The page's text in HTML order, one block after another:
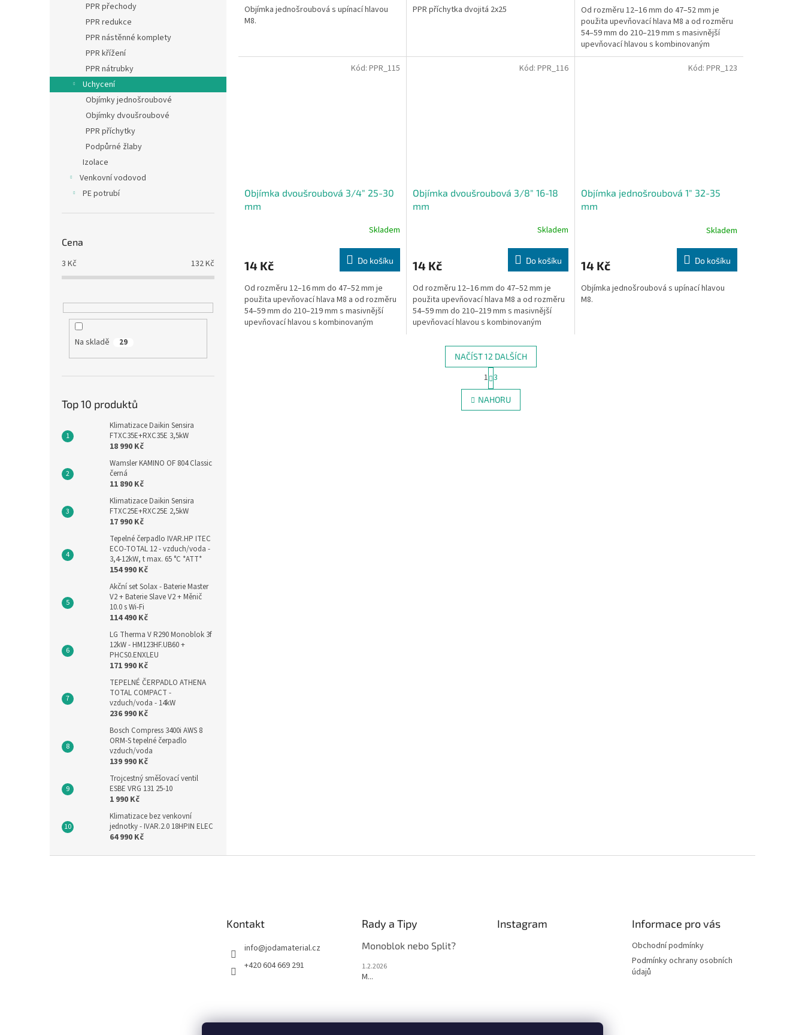
PPR přechody
PPR redukce
PPR nástěnné komplety
PPR křížení
PPR nátrubky
Uchycení
Objímky jednošroubové
Objímky dvoušroubové
PPR příchytky
Podpůrné žlaby
Izolace
Venkovní vodovod
PE potrubí
Cena
3 Kč 132Kč
Na skladě 29
Top 10 produktů
Klimatizace Daikin Sensira
FTXC35E+RXC35E 3,5kW
18 990 Kč
Wamsler KAMINO OF 804 Classic
černá
11 890 Kč
Klimatizace Daikin Sensira
FTXC25E+RXC25E 2,5kW
17 990 Kč
Tepelné čerpadlo IVAR.HP ITEC
ECO-TOTAL 12 - vzduch/voda -
3,4-12kW, t max. 65 °C *ATT*
154 990 Kč
Akční set Solax - Baterie Master
V2 + Baterie Slave V2 + Měnič
10.0 s Wi-Fi
114 490 Kč
LG Therma V R290 Monoblok 3f
12kW - HM123HF.UB60 +
PHCS0.ENXLEU
171 990 Kč
TEPELNÉ ČERPADLO ATHENA
TOTAL COMPACT -
vzduch/voda - 14kW
236 990 Kč
Bosch Compress 3400i AWS 8
ORM-S tepelné čerpadlo
vzduch/voda
139 990 Kč
Trojcestný směšovací ventil
ESBE VRG 131 25-10
1 990 Kč
Klimatizace bez venkovní
jednotky - IVAR.2.0 18HPIN ELEC
64 990 Kč
Objímka jednošroubová s upínací hlavou
M8.
PPR příchytka dvojitá 2x25
Od rozměru 12–16 mm do 47–52 mm je
použita upevňovací hlava M8 a od rozměru
54–59 mm do 210–219 mm s masivnější
upevňovací hlavou s kombinovaným
závitem M8/M10.
Objímka dvoušroubová 3/4" 25-30
mm
Skladem
14 Kč Do košíku
Od rozměru 12–16 mm do 47–52 mm je
použita upevňovací hlava M8 a od rozměru
54–59 mm do 210–219 mm s masivnější
upevňovací hlavou s kombinovaným
Kód: PPR_115
Objímka dvoušroubová 3/8" 16-18
mm
Skladem
14 Kč Do košíku
Od rozměru 12–16 mm do 47–52 mm je
použita upevňovací hlava M8 a od rozměru
54–59 mm do 210–219 mm s masivnější
upevňovací hlavou s kombinovaným
Kód: PPR_116
Objímka jednošroubová 1" 32-35
mm
Skladem
14 Kč Do košíku
Objímka jednošroubová s upínací hlavou
M8.
Kód: PPR_123
O
v
l
NAČÍST 12 DALŠÍCH
S
t
r
á
n
1 3
NAHORU
Kontakt
info@jodamaterial.cz
+420 604 669 291
Rady a Tipy
Monoblok nebo Split?
1.2.2026
M...
Instagram Informace pro vás
Obchodní podmínky
Podmínky ochrany osobních
údajů